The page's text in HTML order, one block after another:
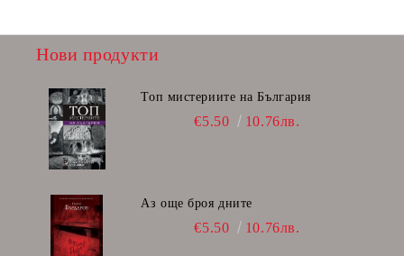
Нови продукти
Топ мистериите на България
€5.50 10.76лв.
Аз още броя дните
€5.50 10.76лв.